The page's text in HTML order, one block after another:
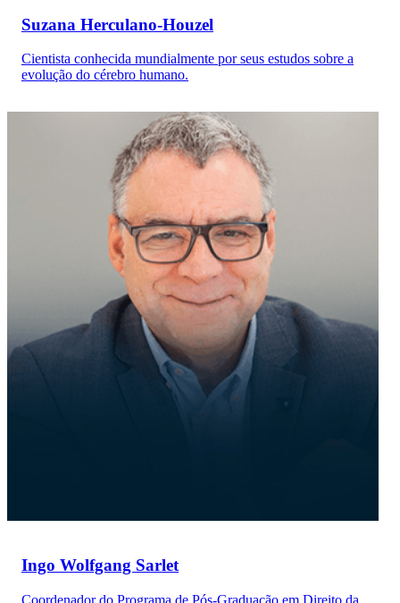
Suzana Herculano-Houzel
Cientista conhecida mundialmente por seus estudos sobre a
evolução do cérebro humano.
Ingo Wolfgang Sarlet
Coordenador do Programa de Pós-Graduação em Direito da